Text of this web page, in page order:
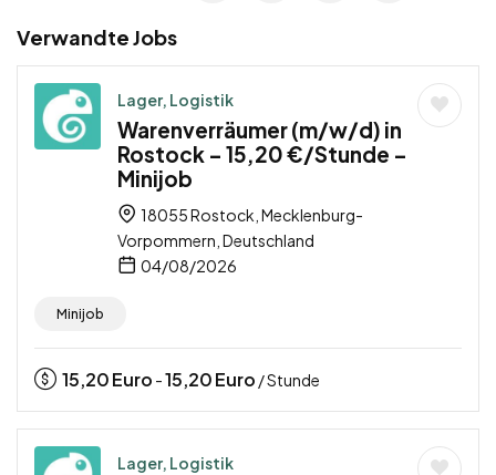
Verwandte Jobs
Lager, Logistik
Warenverräumer (m/w/d) in
Rostock – 15,20 €/Stunde –
Minijob
18055 Rostock, Mecklenburg-
Vorpommern, Deutschland
04/08/2026
Minijob
15,20Euro -15,20Euro / Stunde
Lager, Logistik